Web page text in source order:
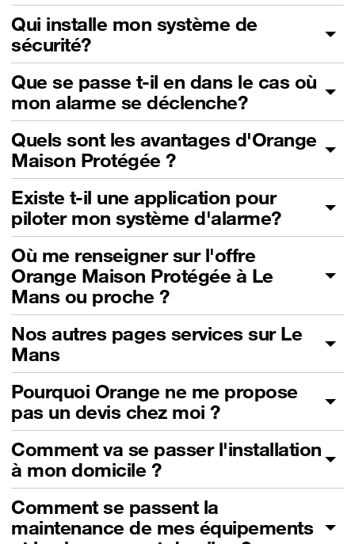
Qui installe mon système de
sécurité?
Que se passe t-il en dans le cas où
mon alarme se déclenche?
Quels sont les avantages d'Orange
Maison Protégée ?
Existe t-il une application pour
piloter mon système d'alarme?
Où me renseigner sur l'offre
Orange Maison Protégée à Le
Mans ou proche ?
Nos autres pages services sur Le
Mans
Pourquoi Orange ne me propose
pas un devis chez moi ?
Comment va se passer l'installation
à mon domicile ?
Comment se passent la
maintenance de mes équipements